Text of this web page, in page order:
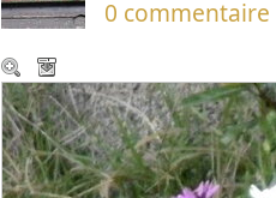
0 commentaire